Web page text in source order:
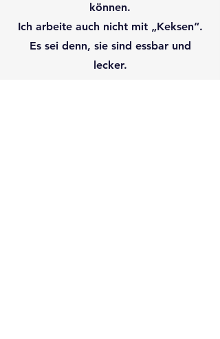
können.
Ich arbeite auch nicht mit „Keksen“.
Es sei denn, sie sind essbar und
lecker.